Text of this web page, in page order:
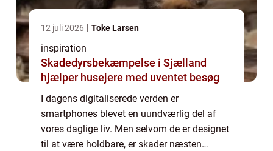
12 juli 2026 Toke Larsen
inspiration
Skadedyrsbekæmpelse i Sjælland
hjælper husejere med uventet besøg
I dagens digitaliserede verden er
smartphones blevet en uundværlig del af
vores daglige liv. Men selvom de er designet
til at være holdbare, er skader næsten